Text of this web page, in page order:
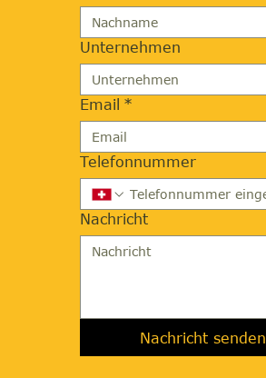
Unternehmen
Email *
Telefonnummer
Nachricht
Nachricht senden